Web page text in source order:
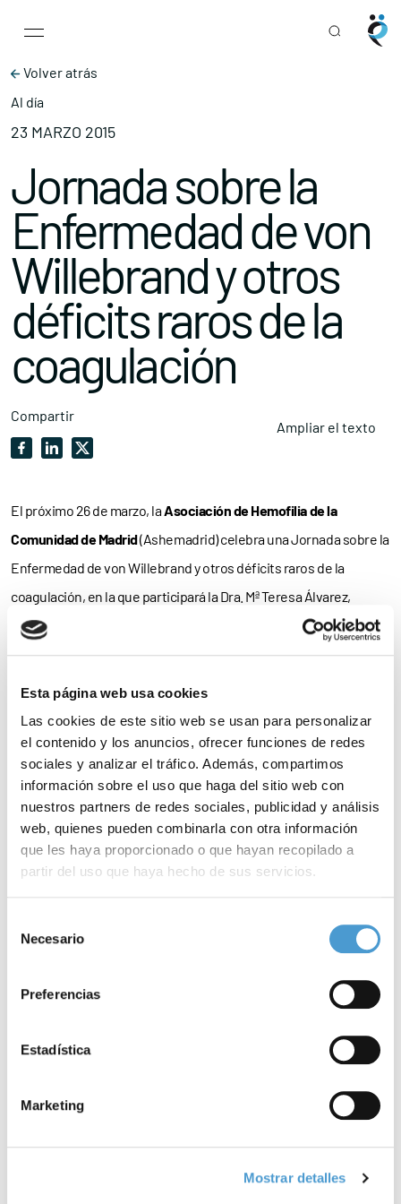
Esta página web usa cookies
Las cookies de este sitio web se usan para personalizar
el contenido y los anuncios, ofrecer funciones de redes
sociales y analizar el tráfico. Además, compartimos
información sobre el uso que haga del sitio web con
nuestros partners de redes sociales, publicidad y análisis
web, quienes pueden combinarla con otra información
que les haya proporcionado o que hayan recopilado a
partir del uso que haya hecho de sus servicios.
de cookies
Necesario
Preferencias
Estadística
Marketing
Mostrar detalles
Main Navigation
Volver atrás
Al día
23 MARZO 2015
Jornada sobre la
Enfermedad de von
Willebrand y otros
déficits raros de la
coagulación
Compartir
Ampliar el texto
El próximo 26 de marzo, laAsociación de Hemofilia de la
Comunidad de Madrid(Ashemadrid) celebra una Jornada sobre la
Enfermedad de von Willebrand y otros déficits raros de la
coagulación, en la que participará la Dra. Mª Teresa Álvarez,
Médico Adjunto al Servicio de Hematología.
en el hospital La Paz a partir de las 18.00 h, y al finalizar
tomaremos un aperitivo.
Os podéis inscribir llamando al 917291873 o por correo
secretaria@ashemadrid.org
¡Animaros a participar!
PROGRAMA
Noticias
relacionadas